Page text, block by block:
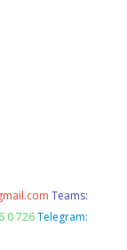
Teams:
0 726 Telegram: